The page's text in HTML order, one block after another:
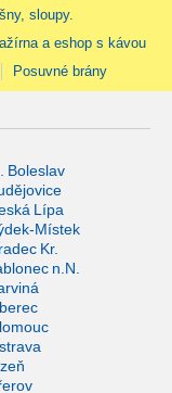
sloupy.
a eshop s kávou
Posuvné brány
Boleslav
Lípa
Místek
Kr.
n.N.